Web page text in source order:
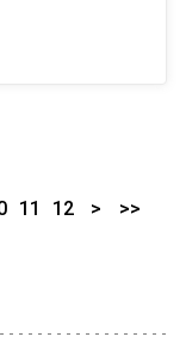
11 12 > >>